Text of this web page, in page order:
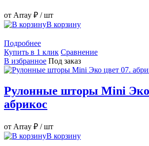
от Array ₽ / шт
В корзину
Подробнее
Купить в 1 клик Сравнение
В избранное Под заказ
Рулонные шторы Mini Эко
абрикос
от Array ₽ / шт
В корзину